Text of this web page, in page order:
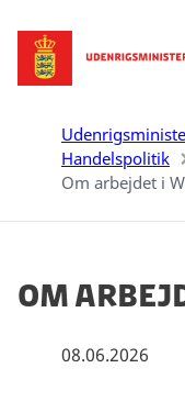
Gå til forsiden
Handelspolitik
Om arbejdet i
Om
08.06.2026